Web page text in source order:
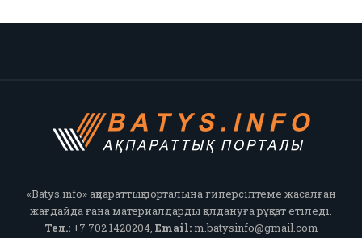
«Batys.info» ақпараттық порталына гиперсілтеме жасалған
жағдайда ғана материалдарды қолдануға рұқсат етіледі.
Тел.:+7 702 1420204, Email:m.batysinfo@gmail.com